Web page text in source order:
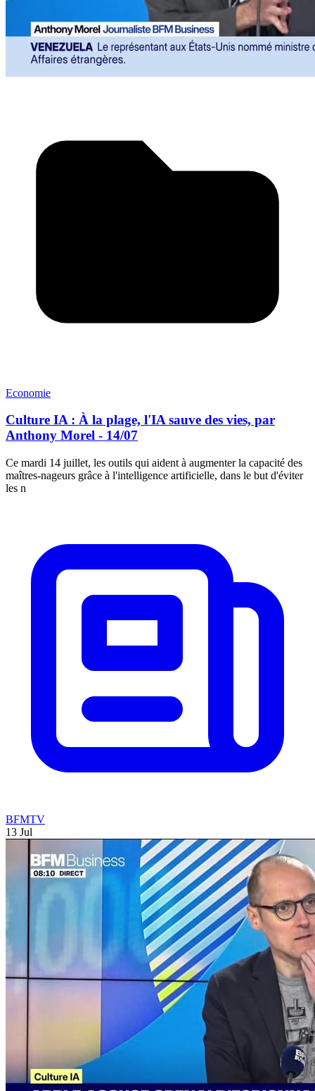
Economie
Culture IA : À la plage, l'IA sauve des vies, par
Anthony Morel - 14/07
Ce mardi 14 juillet, les outils qui aident à augmenter la capacité des
maîtres-nageurs grâce à l'intelligence artificielle, dans le but d'éviter
les n
BFMTV
13 Jul